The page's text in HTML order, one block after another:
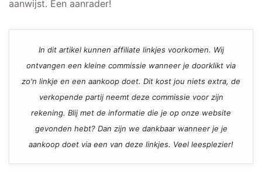
aanwijst. Een aanrader!
In dit artikel kunnen affiliate linkjes voorkomen. Wij
ontvangen een kleine commissie wanneer je doorklikt via
zo'n linkje en een aankoop doet. Dit kost jou niets extra, de
verkopende partij neemt deze commissie voor zijn
rekening. Blij met de informatie die je op onze website
gevonden hebt? Dan zijn we dankbaar wanneer je je
aankoop doet via een van deze linkjes. Veel leesplezier!